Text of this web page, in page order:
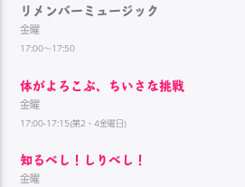
リメンバーミュージック
金曜
17:00～17:50
体がよろこぶ、ちいさな挑戦
金曜
17:00-17:15(第2・4金曜日)
知るべし！しりべし！
金曜